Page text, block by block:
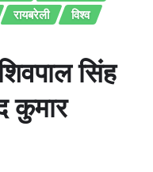
रायबरेली
विश्व
सिंह
कुमार